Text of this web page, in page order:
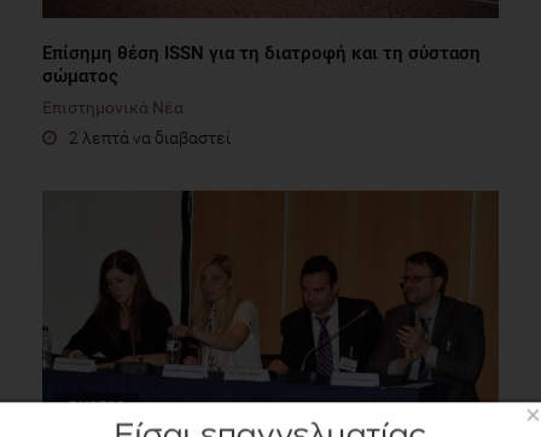
Επίσημη θέση ISSN για τη διατροφή και τη σύσταση
σώματος
Επιστημονικά Νέα
2 λεπτά να διαβαστεί
PHOTOS ×